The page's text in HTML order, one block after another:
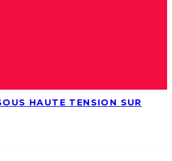
HAUTE TENSION SUR